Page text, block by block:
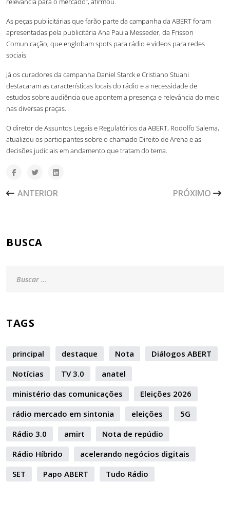
As peças publicitárias que farão parte da campanha da ABERT foram
apresentadas pela publicitária Ana Paula Messeder, da Frisson
Comunicação, que englobam spots para rádio e vídeos para redes
sociais.
Já os curadores da campanha Daniel Starck e Cristiano Stuani
destacaram as características locais do rádio e a necessidade de
estudos sobre audiência que apontem a presença e relevância do meio
nas diversas praças.
O diretor de Assuntos Legais e Regulatórios da ABERT, Rodolfo Salema,
atualizou os participantes sobre o chamado Direito de Arena e as
decisões judiciais em andamento que tratam do tema.
ARTIGO ANTERIOR: SÉRIE DIÁLOGOS ABERT TRARÁ
ANTERIOR PRÓXIMO
PRÓXIMO
BUSCA
TAGS
principal destaque Nota
Diálogos ABERT
Notícias
TV 3.0
anatel
ministério das comunicações
Eleições 2026
rádio mercado em sintonia
eleições
5G
Rádio 3.0
amirt
Nota de repúdio
Rádio Híbrido
acelerando negócios digitais
SET
Papo ABERT Tudo Rádio